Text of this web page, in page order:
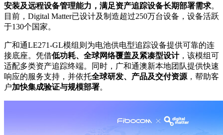
安装及远程设备管理能力，满足资产追踪设备长期部署需求。
目前，Digital Matter已设计及制造超过250万台设备，设备活跃
于130个国家。
广和通LE271-GL模组则为电池供电型追踪设备提供可靠的连
接底座。凭借低功耗、全球网络覆盖及紧凑型设计，该模组可
适配多类资产追踪终端。同时，广和通澳新本地团队提供快速
响应的服务支持，并依托全球研发、产品及交付资源 ，帮助客
户加快集成验证与规模部署。